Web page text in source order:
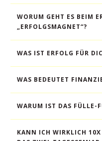
WORUM GEHT ES BEIM
„ERFOLGSMAGNET“?
WAS IST ERFOLG FÜR
WAS BEDEUTET
WARUM IST DAS FÜLLE-
KANN ICH WIRKLICH 10X